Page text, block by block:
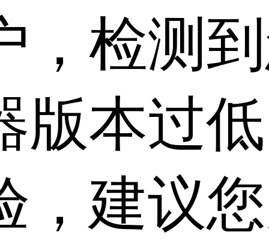
，检测
版本过
，建议